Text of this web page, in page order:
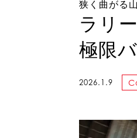
狭く曲がる
ラリ
極限
2026.1.9